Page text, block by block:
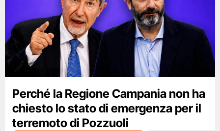
Perché la Regione Campania non ha
chiesto lo stato di emergenza per il
terremoto di Pozzuoli